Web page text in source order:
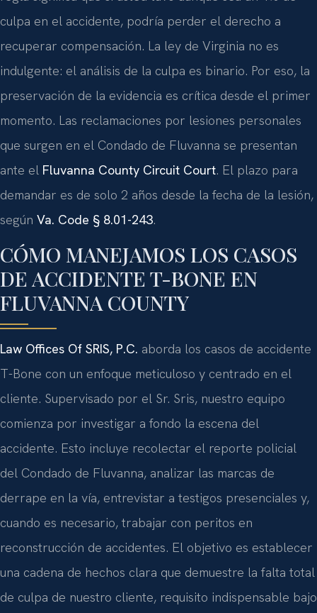
culpa en el accidente, podría perder el derecho a
recuperar compensación. La ley de Virginia no es
indulgente: el análisis de la culpa es binario. Por eso, la
preservación de la evidencia es crítica desde el primer
momento. Las reclamaciones por lesiones personales
que surgen en el Condado de Fluvanna se presentan
ante el Fluvanna County Circuit Court. El plazo para
demandar es de solo 2 años desde la fecha de la lesión,
según Va. Code § 8.01-243.
CÓMO MANEJAMOS LOS CASOS
DE ACCIDENTE T-BONE EN
FLUVANNA COUNTY
Law Offices Of SRIS, P.C. aborda los casos de accidente
T-Bone con un enfoque meticuloso y centrado en el
cliente. Supervisado por el Sr. Sris, nuestro equipo
comienza por investigar a fondo la escena del
accidente. Esto incluye recolectar el reporte policial
del Condado de Fluvanna, analizar las marcas de
derrape en la vía, entrevistar a testigos presenciales y,
cuando es necesario, trabajar con peritos en
reconstrucción de accidentes. El objetivo es establecer
una cadena de hechos clara que demuestre la falta total
de culpa de nuestro cliente, requisito indispensable bajo